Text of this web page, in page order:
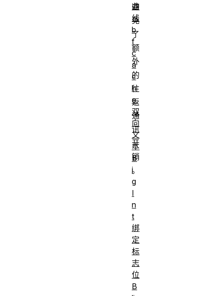
避
免
了
额
外
的
往
返
通
讯
开
销
。
HTTP/1.1
HTTP/2
基于明文
曲
线
b
f
c
a
c
h
e
双
向
文
本
B
i
g
I
n
t
绑
定
标
志
位
B